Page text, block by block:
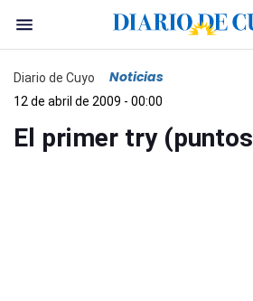
Diario de Cuyo Noticias
12 de abril de 2009 - 00:00
El primer try